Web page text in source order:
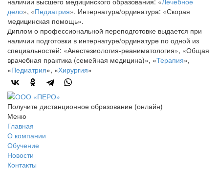
дело», «Педиатрия». Интернатура/ординатура: «Скорая
медицинская помощь».
Диплом о профессиональной переподготовке выдается при
наличии подготовки в интернатуре/ординатуре по одной из
специальностей: «Анестезиология-реаниматология», «Общая
врачебная практика (семейная медицина)», «Терапия»,
«Педиатрия», «Хирургия»
Получите дистанционное образование (онлайн)
Меню
Главная
О компании
Обучение
Новости
Контакты